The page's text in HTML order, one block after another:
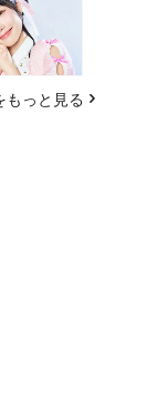
もっと見る